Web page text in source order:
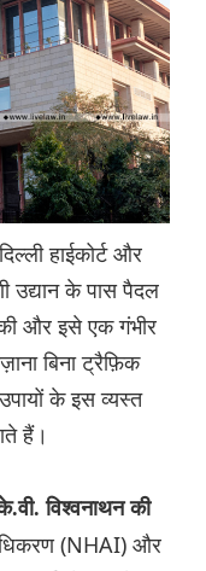
हाईकोर्ट और
उद्यान के पास पैदल
की और इसे एक गंभीर
बिना ट्रैफ़िक
के इस व्यस्त
हैं।
विश्वनाथन की
(NHAI) और